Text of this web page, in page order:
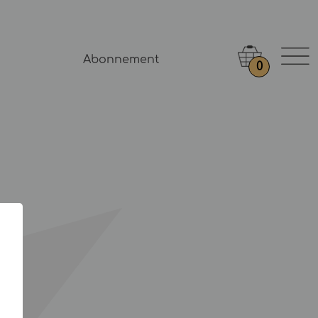
Abonnement
0